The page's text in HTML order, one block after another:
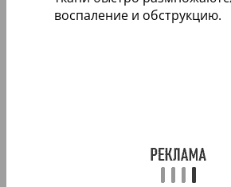
воспаление и обструкцию.